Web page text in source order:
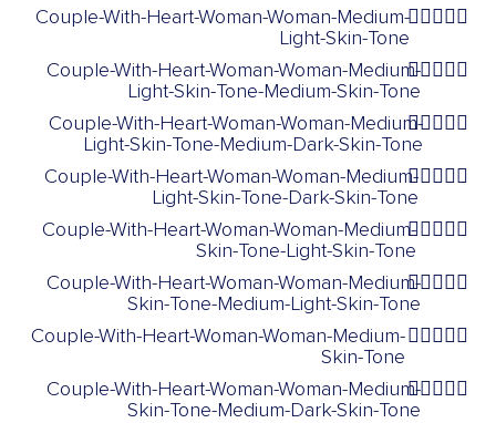
👩🏼‍❤️‍👩🏼
Couple-With-Heart-Woman-Woman-Medium-
Light-Skin-Tone
👩🏼‍❤️‍👩🏽
Couple-With-Heart-Woman-Woman-Medium-
Light-Skin-Tone-Medium-Skin-Tone
👩🏼‍❤️‍👩🏾
Couple-With-Heart-Woman-Woman-Medium-
Light-Skin-Tone-Medium-Dark-Skin-Tone
👩🏼‍❤️‍👩🏿
Couple-With-Heart-Woman-Woman-Medium-
Light-Skin-Tone-Dark-Skin-Tone
👩🏽‍❤️‍👩🏻
Couple-With-Heart-Woman-Woman-Medium-
Skin-Tone-Light-Skin-Tone
👩🏽‍❤️‍👩🏼
Couple-With-Heart-Woman-Woman-Medium-
Skin-Tone-Medium-Light-Skin-Tone
👩🏽‍❤️‍👩🏽
Couple-With-Heart-Woman-Woman-Medium-
Skin-Tone
👩🏽‍❤️‍👩🏾
Couple-With-Heart-Woman-Woman-Medium-
Skin-Tone-Medium-Dark-Skin-Tone